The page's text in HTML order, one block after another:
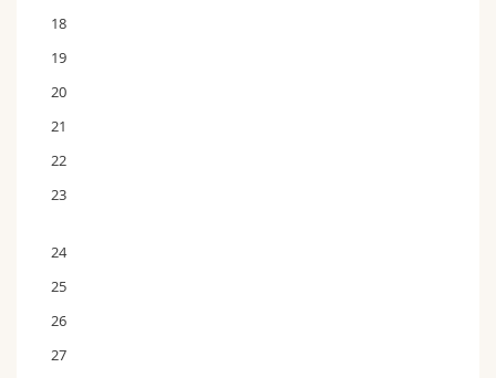
18
19
20
21
22
23
24
25
26
27